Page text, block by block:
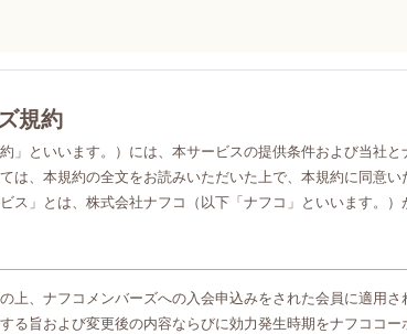
規約
」といいます。）には、本サービスの提供条件および当社
は、本規約の全文をお読みいただいた上で、本規約に同意い
ス」とは、株式会社ナフコ（以下「ナフコ」といいます。
上、ナフコメンバーズへの入会申込みをされた会員に適用
る旨および変更後の内容ならびに効力発生時期をナフココ